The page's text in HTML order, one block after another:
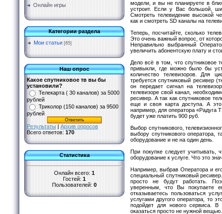
Онлайн игры
Категории раздела
Мои статьи [65]
Наш опрос
Какое спутниковое тв вы бы
установили?
Телекарта ( 30 каналов) за 5000
рублей
Триколор (150 каналов) за 9500
рублей
Результаты | Архив опросов
Всего ответов: 170
Статистика
Онлайн всего: 1
Гостей: 1
Пользователей: 0
модели, и вы не планируете в
устроит. Если у Вас большой,
Смотреть телевидение высокой
как и смотреть SD каналы на
Теперь, посчитайте, сколько
Это очень важный вопрос, от
Неправильно выбранный
увеличить абонентскую плату и
Дело всё в том, что спутниковое
привыкли, где можно было бы
количество телевизоров. Для
требуется спутниковый ресивер
он передает сигнал на
телевизоре свой канал,
ресивер. А так как спутниковое
еще и своя карта доступа. А
например, для оператора «Радуга
будет уже платить 900 руб.
Выбор спутникового,
выбору спутникового оператора,
оборудование и не на один день.
При покупке следует учитывать,
оборудование к услуге. Что это
Например, выбрав Оператора и
специальный спутниковый
просто не будут работать.
уверенным, что Вы покупаете
отказываетесь пользоваться
услугами другого оператора, то
подойдет для нового сервиса. В
оказаться просто не нужной вещью.